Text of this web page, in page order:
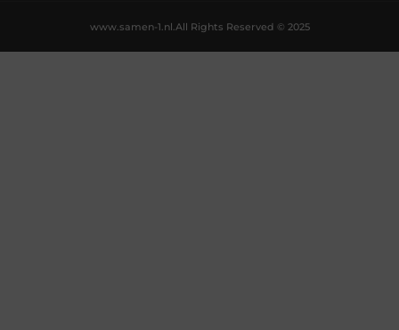
All Rights Reserved © 2025
www.samen-1.nl.